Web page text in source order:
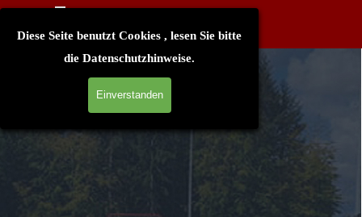
Diese Seite benutzt Cookies , lesen Sie bitte
die Datenschutzhinweise.
Einverstanden
Direkt zum Seiteninhalt Menü überspringen